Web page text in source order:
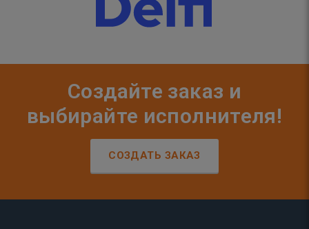
Создайте заказ и
выбирайте исполнителя!
СОЗДАТЬ ЗАКАЗ